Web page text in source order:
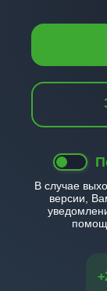
В случае
версии,
+